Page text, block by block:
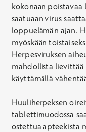
kokonaan poistavaa
saatuaan virus
loppuelämän ajan.
myöskään
Herpesviruksen
mahdollista lievittää
käyttämällä
Huuliherpeksen
tablettimuodossa
ostettua apteekista